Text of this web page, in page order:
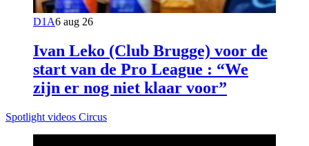
D1A6 aug 26
Ivan Leko (Club Brugge) voor de
start van de Pro League : “We
zijn er nog niet klaar voor”
Spotlight videos Circus